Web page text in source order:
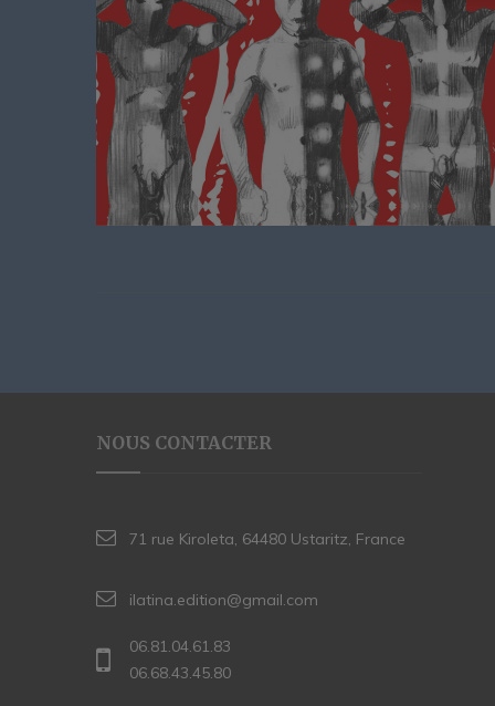
NOUS CONTACTER
71 rue Kiroleta, 64480 Ustaritz, France
ilatina.edition@gmail.com
06.81.04.61.83
06.68.43.45.80